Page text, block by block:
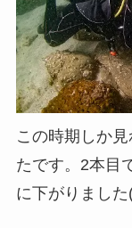
この時期しか
たです。2本目
に下がりました